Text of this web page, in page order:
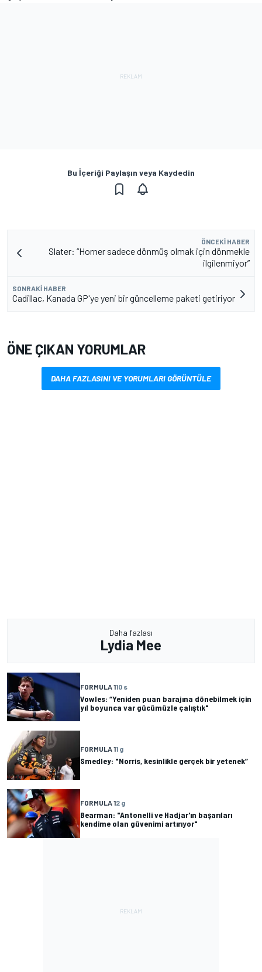
Bu İçeriği Paylaşın veya Kaydedin
ÖNCEKI HABER
Slater: “Horner sadece dönmüş olmak için dönmekle
ilgilenmiyor”
SONRAKI HABER
Cadillac, Kanada GP'ye yeni bir güncelleme paketi getiriyor
ÖNE ÇIKAN YORUMLAR
DAHA FAZLASINI VE YORUMLARI GÖRÜNTÜLE
Daha fazlası
Lydia Mee
FORMULA 110 s
Vowles: “Yeniden puan barajına dönebilmek için
yıl boyunca var gücümüzle çalıştık"
FORMULA 11 g
Smedley: "Norris, kesinlikle gerçek bir yetenek”
FORMULA 12 g
Bearman: "Antonelli ve Hadjar'ın başarıları
kendime olan güvenimi artırıyor"